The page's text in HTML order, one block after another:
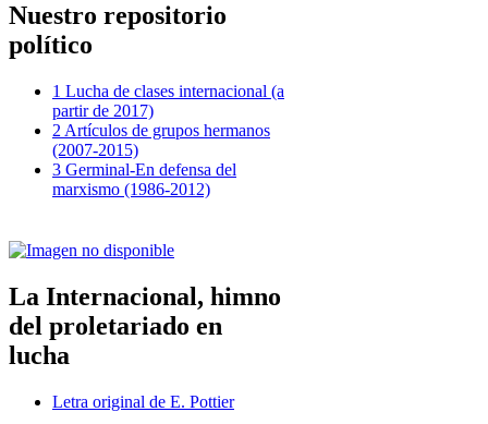
Nuestro repositorio
político
1 Lucha de clases internacional (a
partir de 2017)
2 Artículos de grupos hermanos
(2007-2015)
3 Germinal-En defensa del
marxismo (1986-2012)
La Internacional, himno
del proletariado en
lucha
Letra original de E. Pottier